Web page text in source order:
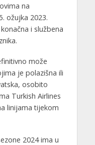
na
ožujka 2023.
i službena
može
je polazišna ili
osobito
Turkish Airlines
linijama tijekom
2024 ima u